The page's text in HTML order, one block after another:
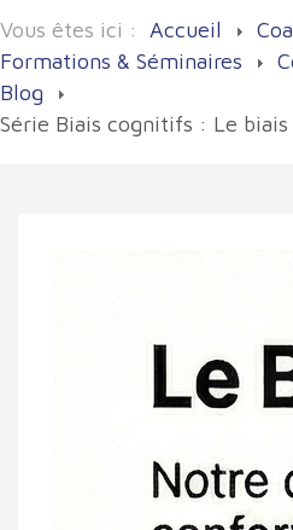
Vous êtes ici : Accueil
Formations & Séminaires
Blog
Série Biais cognitifs : Le